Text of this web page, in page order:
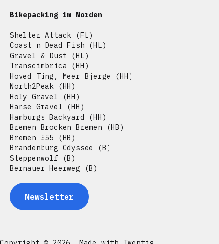
Bikepacking im Norden
Shelter Attack (FL)
Coast n Dead Fish (HL)
Gravel & Dust (HL)
Transcimbrica (HH)
Hoved Ting , Meer Bjerge
(HH)
North2Peak (HH)
Holy Gravel
(HH)
Hanse Gravel
(HH)
Hamburgs Backyard
(HH)
Bremen Brocken Bremen (HB)
Bremen 555 (HB)
Brandenburg Odyssee
(B)
Steppenwolf (B)
Bernauer Heerweg (B)
Newsletter